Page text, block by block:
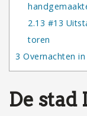
2.13 #13
toren
3 Overnachten in
De stad